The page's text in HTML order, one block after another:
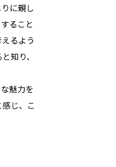
に親し
ること
るよう
知り、
魅力を
じ、こ